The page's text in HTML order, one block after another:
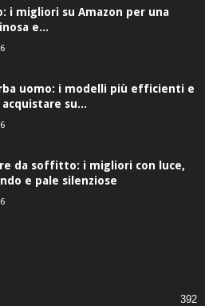
i migliori su Amazon per una
e...
uomo: i modelli più efficienti e
su...
da soffitto: i migliori con luce,
e pale silenziose
392